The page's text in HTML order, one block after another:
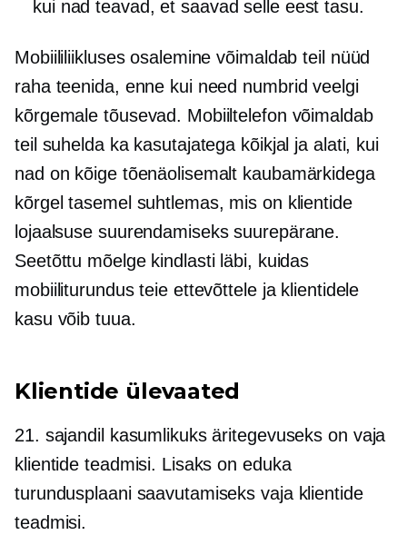
kui nad teavad, et saavad selle eest tasu.
Mobiililiikluses osalemine võimaldab teil nüüd
raha teenida, enne kui need numbrid veelgi
kõrgemale tõusevad. Mobiiltelefon võimaldab
teil suhelda ka kasutajatega kõikjal ja alati, kui
nad on kõige tõenäolisemalt kaubamärkidega
kõrgel tasemel suhtlemas, mis on klientide
lojaalsuse suurendamiseks suurepärane.
Seetõttu mõelge kindlasti läbi, kuidas
mobiiliturundus teie ettevõttele ja klientidele
kasu võib tuua.
Klientide ülevaated
21. sajandil kasumlikuks äritegevuseks on vaja
klientide teadmisi. Lisaks on eduka
turundusplaani saavutamiseks vaja klientide
teadmisi.